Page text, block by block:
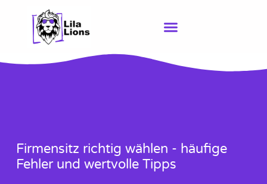
springen
Firmensitz richtig wählen - häufige
Fehler und wertvolle Tipps